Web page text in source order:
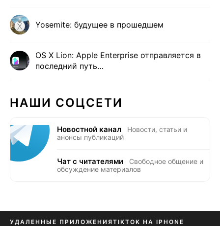
Yosemite: будущее в прошедшем
OS X Lion: Apple Enterprise отправляется в
последний путь…
НАШИ СОЦСЕТИ
Новостной канал
Новости, статьи и
анонсы публикаций
Чат с читателями
Свободное общение и
обсуждение материалов
УДАЛЕННЫЕ ПРИЛОЖЕНИЯTIKTOK НА IPHONE